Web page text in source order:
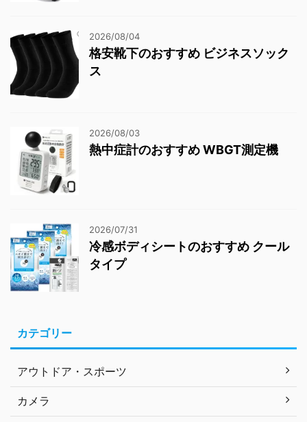
2026/08/04
格安靴下のおすすめ ビジネスソック
ス
2026/08/03
熱中症計のおすすめ WBGT測定機
2026/07/31
冷感ボディシートのおすすめ クール
タイプ
カテゴリー
アウトドア・スポーツ
カメラ